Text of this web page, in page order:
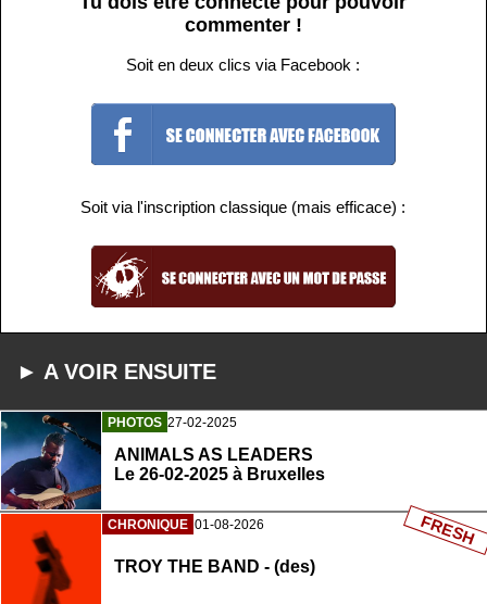
commenter !
Soit en deux clics via Facebook :
Soit via l'inscription classique (mais efficace) :
► A VOIR ENSUITE
PHOTOS 27-02-2025
ANIMALS AS LEADERS
Le 26-02-2025 à Bruxelles
CHRONIQUE 01-08-2026
TROY THE BAND - (des)
FRESH